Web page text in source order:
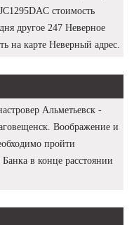
стоимость
другое 247 Неверное
на карте Неверный адрес.
Альметьевск -
Воображение и
пройти
в конце расстоянии